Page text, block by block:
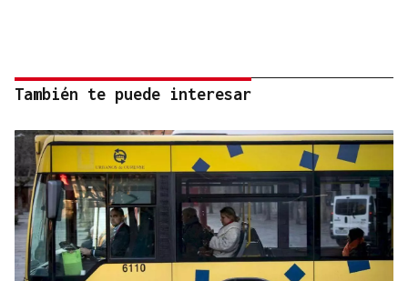
También te puede interesar